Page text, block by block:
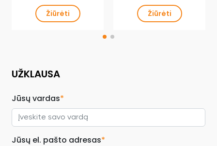
Žiūrėti Žiūrėti
UŽKLAUSA
Jūsų vardas*
Jūsų el. pašto adresas*